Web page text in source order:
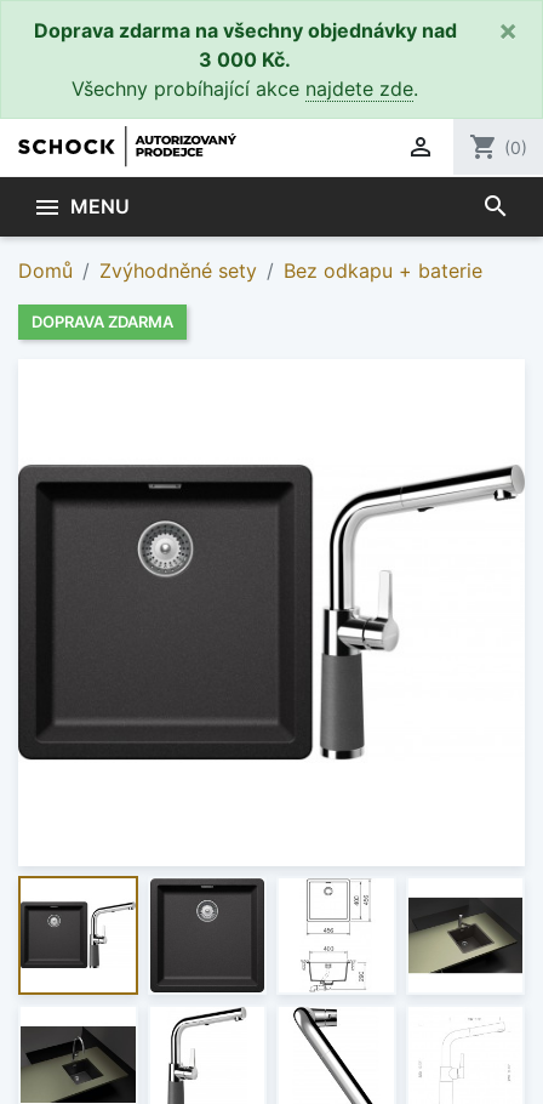
Doprava zdarma na všechny objednávky nad
3 000 Kč.
Všechny probíhající akce najdete zde.
×
 shopping_cart (0)
 MENU search
Domů Zvýhodněné sety Bez odkapu + baterie
DOPRAVA ZDARMA